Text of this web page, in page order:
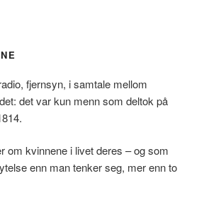
fjernsyn, i samtale mellom
det var kun menn som deltok på
om kvinnene i livet deres – og som
enn man tenker seg, mer enn to